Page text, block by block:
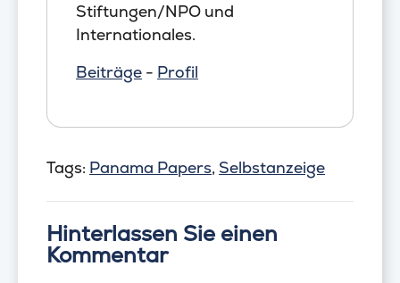
Stiftungen/NPO und
Internationales.
Beiträge - Profil
Tags: Panama Papers, Selbstanzeige
Hinterlassen Sie einen
Kommentar